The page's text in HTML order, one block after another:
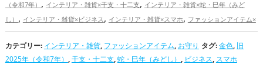
（令和7年） , インテリア・雑貨×干支・十二支, インテリア・雑貨×蛇・巳年（みど
し） , インテリア・雑貨×ビジネス , インテリア・雑貨×スマホ, ファッションアイテム×
金色,ファッションアイテム×旧2025年（令和7年）,ファッションアイテム×干支・十
二支,ファッションアイテム×蛇・巳年（みどし）,ファッションアイテム×ビジネス
ファッションアイテム×スマホ,お守り×金色,お守り×旧2025年（令和7年）,お守り×干
カテゴリー: インテリア・雑貨, ファッションアイテム, お守り タグ:金色, 旧
2025年（令和7年） ,干支・十二支,蛇・巳年（みどし） , ビジネス, スマホ